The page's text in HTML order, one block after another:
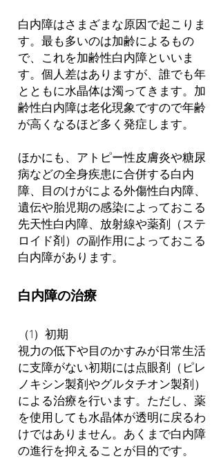
白内障はさまざまな原因で起こりま
す。最も多いのは加齢によるもの
で、これを加齢性白内障といいま
す。個人差はありますが、誰でも年
とともに水晶体は濁ってきます。加
齢性白内障は老化現象ですので年齢
が高くなるほど多く発症します。
ほかにも、アトピー性皮膚炎や糖尿
病などの全身疾患に合併する白内
障、目のけがによる外傷性白内障、
遺伝や胎児期の感染によっておこる
先天性白内障、放射線や薬剤（ステ
ロイド剤）の副作用によっておこる
白内障があります。
白内障の治療
（1）初期
視力の低下や目のかすみが日常生活
に支障がない初期には点眼剤（ピレ
ノキシン製剤やグルタチオン製剤）
による治療を行います。ただし、薬
を使用しても水晶体が透明に戻るわ
けではありません。あくまで白内障
の進行を抑えることが目的です。